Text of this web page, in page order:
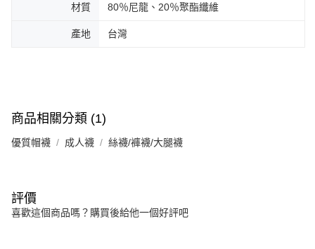
材質 80％尼龍、20％聚酯纖維
產地 台灣
商品相關分類 (1)
優質帽襪 成人襪 絲襪/褲襪/大腿襪
評價
喜歡這個商品嗎？購買後給他一個好評吧